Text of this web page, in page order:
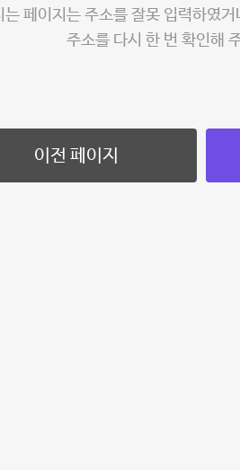
는 페이지는 주소를 잘못 입력하였
주소를 다시 한 번 확인해
이전 페이지